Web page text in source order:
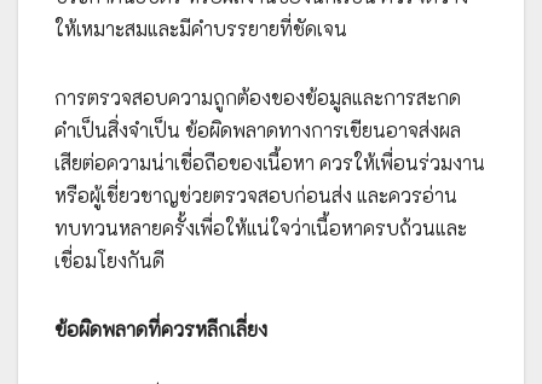
ให้เหมาะสมและมีคำบรรยายที่ชัดเจน
การตรวจสอบความถูกต้องของข้อมูลและการสะกด
คำเป็นสิ่งจำเป็น ข้อผิดพลาดทางการเขียนอาจส่งผล
เสียต่อความน่าเชื่อถือของเนื้อหา ควรให้เพื่อนร่วมงาน
หรือผู้เชี่ยวชาญช่วยตรวจสอบก่อนส่ง และควรอ่าน
ทบทวนหลายครั้งเพื่อให้แน่ใจว่าเนื้อหาครบถ้วนและ
เชื่อมโยงกันดี
ข้อผิดพลาดที่ควรหลีกเลี่ยง